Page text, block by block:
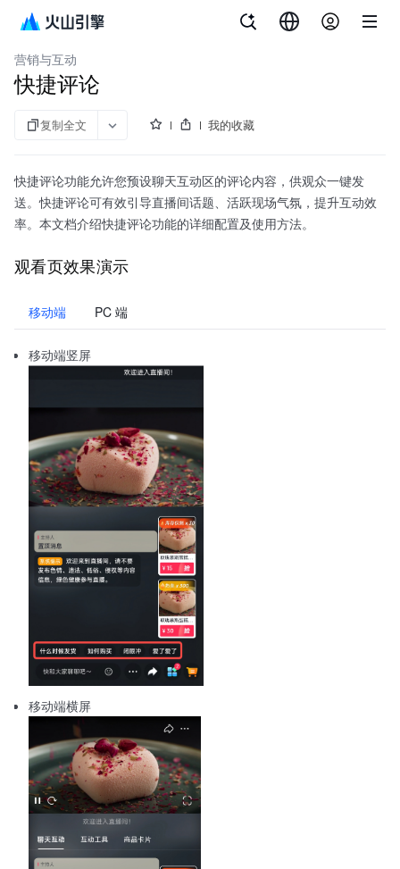
企业直播
营销与互动
快捷评论
复制全文 我的收藏
快捷评论功能允许您预设聊天互动区的评论内容，供观众一键发
送。快捷评论可有效引导直播间话题、活跃现场气氛，提升互动效
率。本文档介绍快捷评论功能的详细配置及使用方法。
观看页效果演示
移动端 PC 端
移动端竖屏
移动端横屏